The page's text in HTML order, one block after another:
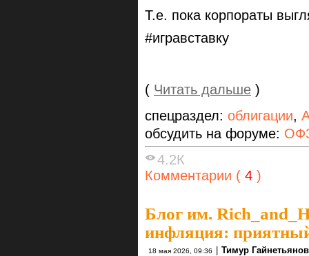
Т.е. пока корпораты
#игравставку
( Читать дальше )
спецраздел: облигации,
обсудить на форуме:
4.2К
Комментарии ( 4 )
Блог им.
инфляция:
18 мая 2026, 09:36 Тимур Гайнетьянов